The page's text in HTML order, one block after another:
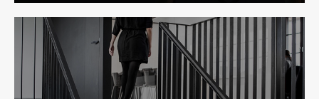
2026-08-04 17:55:09
宁波制造业网站建设公司怎么选？先看产品询盘字段